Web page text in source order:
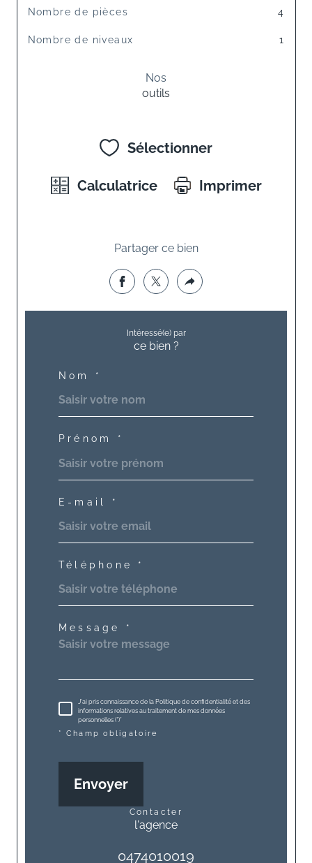
Nombre de pièces 4
Nombre de niveaux 1
Nos
outils
Sélectionner
Calculatrice Imprimer
Partager ce bien
Intéressé(e) par
ce bien ?
Nom *
Prénom *
E-mail *
Téléphone *
Message *
J'ai pris connaissance de la Politique de confidentialité et des
informations relatives au traitement de mes données
personnelles (*)*
* Champ obligatoire
Envoyer
contacter
l'agence
0474010019